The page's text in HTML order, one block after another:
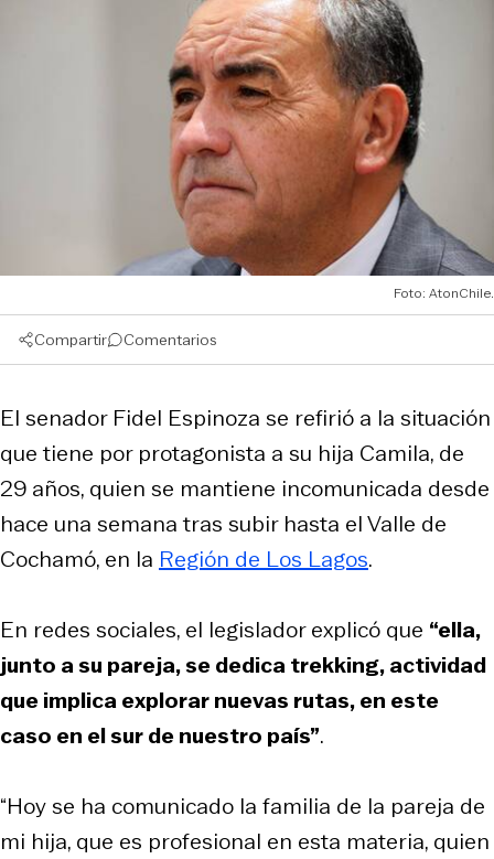
Foto: AtonChile.
Compartir Comentarios
El senador Fidel Espinoza se refirió a la situación
que tiene por protagonista a su hija Camila, de
29 años, quien se mantiene incomunicada desde
hace una semana tras subir hasta el Valle de
Cochamó, en la Región de Los Lagos.
En redes sociales, el legislador explicó que “ella,
junto a su pareja, se dedica trekking, actividad
que implica explorar nuevas rutas, en este
caso en el sur de nuestro país”.
“Hoy se ha comunicado la familia de la pareja de
mi hija, que es profesional en esta materia, quien